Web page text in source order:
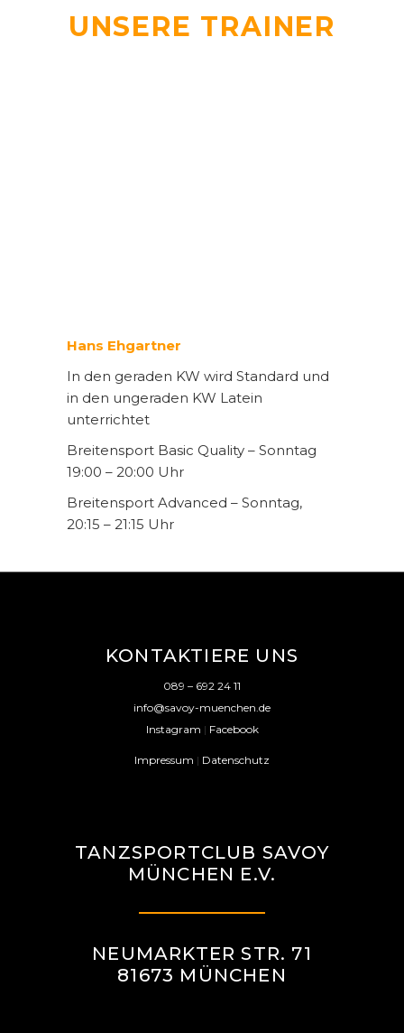
UNSERE TRAINER
Hans Ehgartner
In den geraden KW wird Standard und
in den ungeraden KW Latein
unterrichtet
Breitensport Basic Quality – Sonntag
19:00 – 20:00 Uhr
Breitensport Advanced – Sonntag,
20:15 – 21:15 Uhr
KONTAKTIERE UNS
089 – 692 24 11
info@savoy-muenchen.de
Instagram | Facebook
Impressum | Datenschutz
TANZSPORTCLUB SAVOY
MÜNCHEN E.V.
NEUMARKTER STR. 71
81673 MÜNCHEN